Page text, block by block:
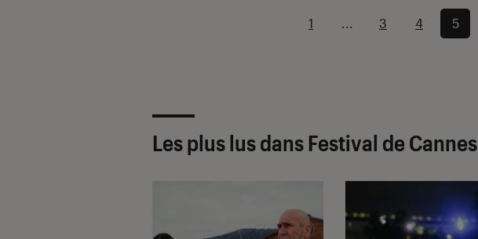
1 ... 3 4 5
Les plus lus dans Festival de Cannes